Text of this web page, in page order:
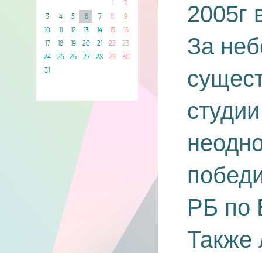
1
2
3
4 5 6 7 8
9
10
11 12 13 14 15
16
17
18 19 20 21 22
23
24
25 26 27 28 29
30
31
2005г
За
РБ по
Также